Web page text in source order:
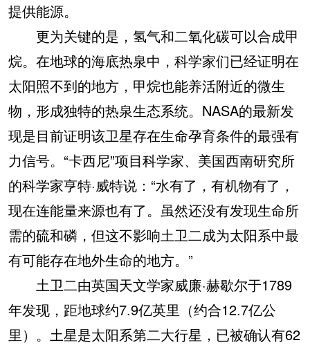
提供能源。
更为关键的是，氢气和二氧化碳可以合成甲
烷。在地球的海底热泉中，科学家们已经证明在
太阳照不到的地方，甲烷也能养活附近的微生
物，形成独特的热泉生态系统。NASA的最新发
现是目前证明该卫星存在生命孕育条件的最强有
力信号。“卡西尼”项目科学家、美国西南研究所
的科学家亨特·威特说：“水有了，有机物有了，
现在连能量来源也有了。虽然还没有发现生命所
需的硫和磷，但这不影响土卫二成为太阳系中最
有可能存在地外生命的地方。”
土卫二由英国天文学家威廉·赫歇尔于1789
年发现，距地球约7.9亿英里（约合12.7亿公
里）。土星是太阳系第二大行星，已被确认有62